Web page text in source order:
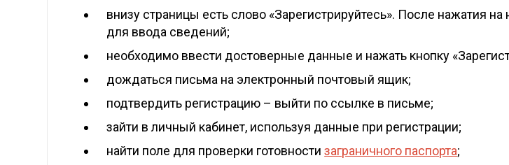
внизу страницы есть слово «Зарегистрируйтесь». После нажатия на
для ввода сведений;
необходимо ввести достоверные данные и нажать кнопку
дождаться письма на электронный почтовый ящик;
подтвердить регистрацию – выйти по ссылке в письме;
зайти в личный кабинет, используя данные при регистрации;
найти поле для проверки готовностизаграничного паспорта;